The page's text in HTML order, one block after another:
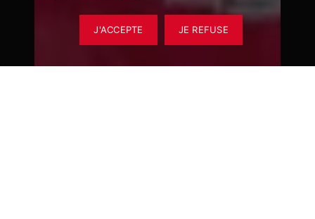
J'ACCEPTE JE REFUSE